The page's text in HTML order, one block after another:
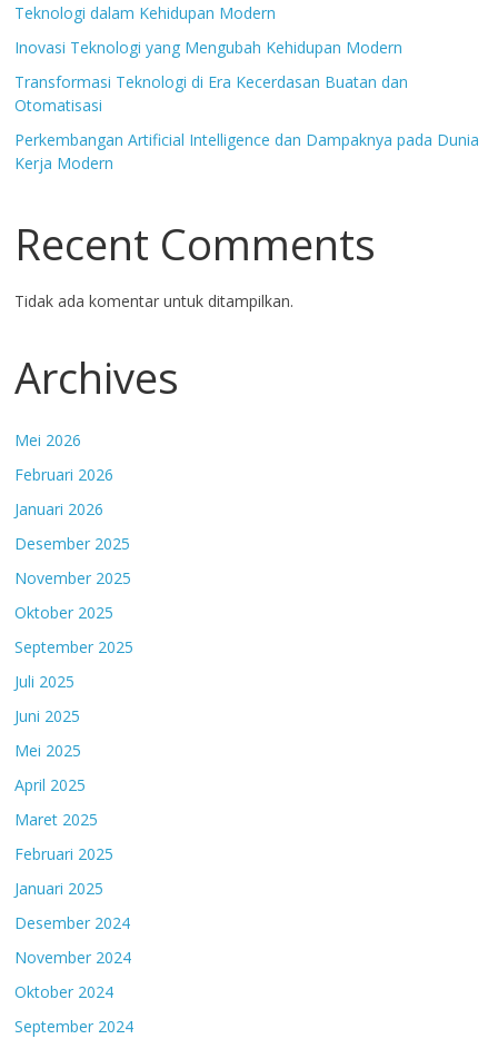
Teknologi dalam Kehidupan Modern
Inovasi Teknologi yang Mengubah Kehidupan Modern
Transformasi Teknologi di Era Kecerdasan Buatan dan
Otomatisasi
Perkembangan Artificial Intelligence dan Dampaknya pada Dunia
Kerja Modern
Recent Comments
Tidak ada komentar untuk ditampilkan.
Archives
Mei 2026
Februari 2026
Januari 2026
Desember 2025
November 2025
Oktober 2025
September 2025
Juli 2025
Juni 2025
Mei 2025
April 2025
Maret 2025
Februari 2025
Januari 2025
Desember 2024
November 2024
Oktober 2024
September 2024